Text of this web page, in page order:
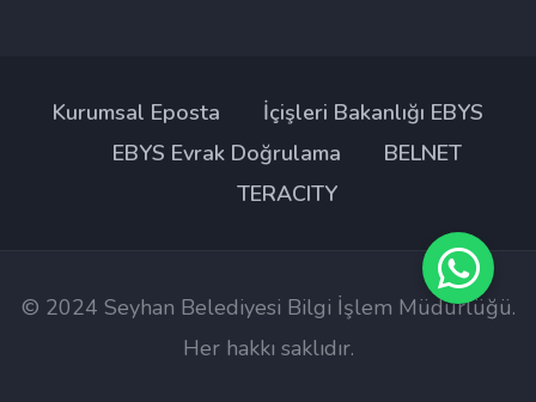
Kurumsal Eposta
İçişleri Bakanlığı EBYS
EBYS Evrak Doğrulama
BELNET
TERACITY
© 2024 Seyhan Belediyesi Bilgi İşlem Müdürlüğü.
Her hakkı saklıdır.